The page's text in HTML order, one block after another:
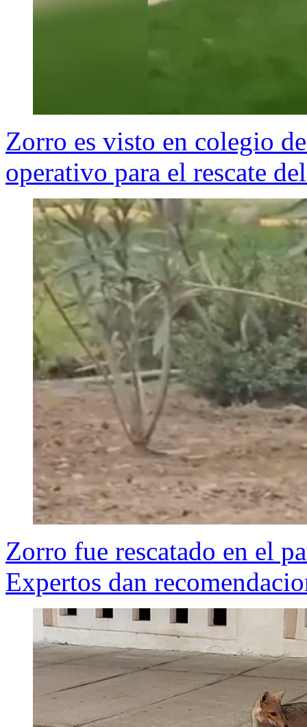
Zorro es visto en colegio
operativo para el rescate
Zorro fue rescatado en el
Expertos dan